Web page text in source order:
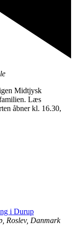
Midtjysk
Læs
åbner kl. 16.30,
i Durup
Roslev, Danmark